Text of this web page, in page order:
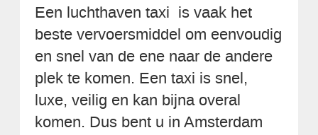
Een luchthaven taxi is vaak het
beste vervoersmiddel om eenvoudig
en snel van de ene naar de andere
plek te komen. Een taxi is snel,
luxe, veilig en kan bijna overal
komen. Dus bent u in Amsterdam